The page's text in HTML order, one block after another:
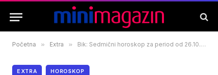
Početna » Extra » Bik: Sedmični horoskop za period od 26.10.2020. do 01.11.2020.
EXTRA HOROSKOP